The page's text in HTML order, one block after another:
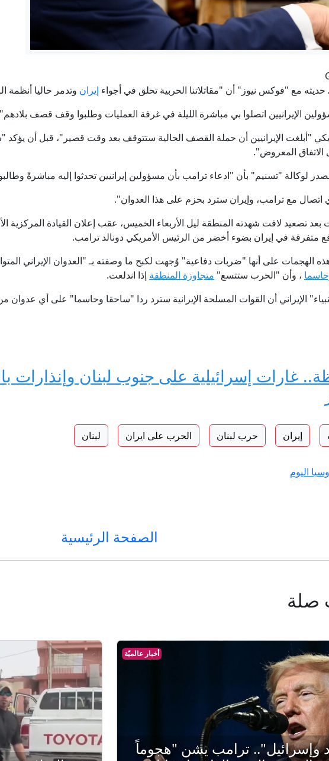
مواعيد قطارات خط القاهرة - الإسكندرية والعكس اليوم الخميس 6/ 8/
مع "فوكس نيوز" أن "مقاتلاتنا الحربية تحلق في أجواء إيران وتدمر حاليا أنظمة
الإيرانيين اتصلوا بي مباشرة الليلة في غرفة العمليات وطلبوا وقف قصف
"أبلغت الإيرانيين أن حملة القصف الحالية ستتوقف بعد وقت قصير"، قبل أن يؤكد
الاتفاق المعروض".
لوكالة "تسنيم" بأن "ادعاء ترامب بأن مسؤولين إيرانيين تحدثوا إليه مباشرةً
مع ترامب، وإيران سترد بحزم على هذا العدوان".
بعد تصعيد لافت شهدته المنطقة ليل الأربعاء الخميس، عقب إعلان القيادة
متفرقة في إيران بضوء أخضر من الرئيس الأمريكي دونالد ترامب.
على أنها "ضربات دفاعية" وُجهت لكبح ما وصفته بـ "العدوان الإيراني
، وأن "الحرب ستتسع" متجاوزة المنطقة إذا اندلعت.
الإيراني أن القوات المسلحة الإيرانية سترد ردا "ساحقا وحاسما" على أي
غارات إسرائيلية على جنوب لبنان وإنذارات
إيران حرب لبنان الحرب على ايران لبنان
اليوم
الصفحة الرئيسية
صلة
أخبار عالميّة
وإسرائيل".. ترامب يشن "هجوماً